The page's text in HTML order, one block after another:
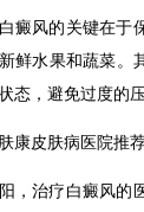
癜风的关键在于
鲜水果和蔬菜。
态，避免过度的
康皮肤病医院推
，治疗白癜风的